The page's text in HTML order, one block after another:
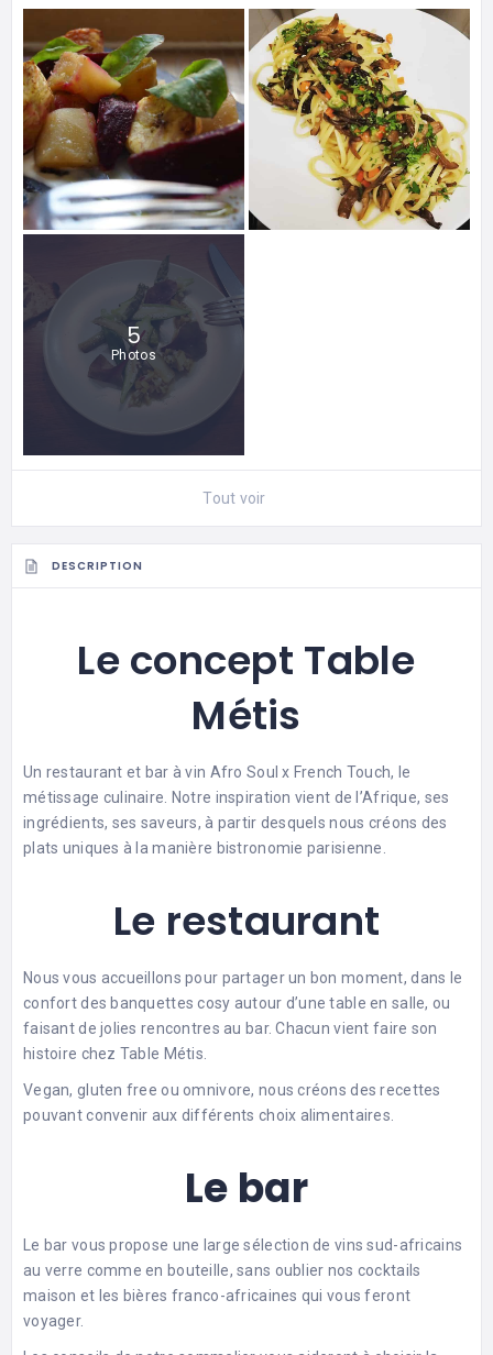
5
Photos
Tout voir
DESCRIPTION
Le concept Table
Métis
Un restaurant et bar à vin Afro Soul x French Touch, le
métissage culinaire. Notre inspiration vient de l’Afrique, ses
ingrédients, ses saveurs, à partir desquels nous créons des
plats uniques à la manière bistronomie parisienne.
Le restaurant
Nous vous accueillons pour partager un bon moment, dans le
confort des banquettes cosy autour d’une table en salle, ou
faisant de jolies rencontres au bar. Chacun vient faire son
histoire chez Table Métis.
Vegan, gluten free ou omnivore, nous créons des recettes
pouvant convenir aux différents choix alimentaires.
Le bar
Le bar vous propose une large sélection de vins sud-africains
au verre comme en bouteille, sans oublier nos cocktails
maison et les bières franco-africaines qui vous feront
voyager.